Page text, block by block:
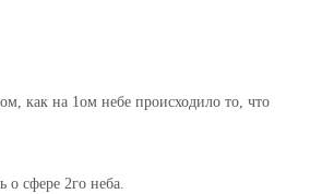
как на 1ом небе происходило то, что
о сфере 2го неба.